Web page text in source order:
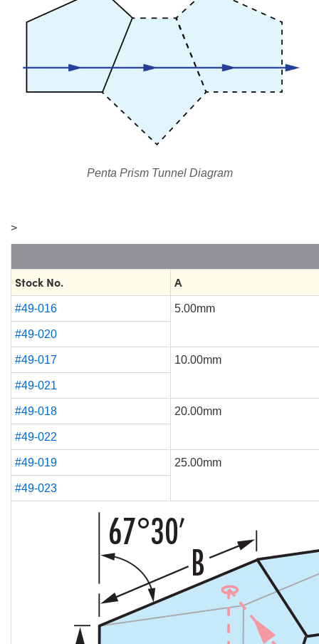
Penta Prism Tunnel Diagram
>
Stock No. A
#49-016 5.00mm
#49-020
#49-017 10.00mm
#49-021
#49-018 20.00mm
#49-022
#49-019 25.00mm
#49-023